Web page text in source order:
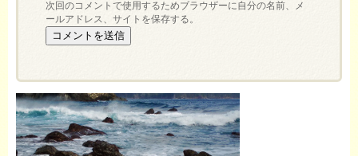
次回のコメントで使用するためブラウザーに自分の名前、メ
ールアドレス、サイトを保存する。